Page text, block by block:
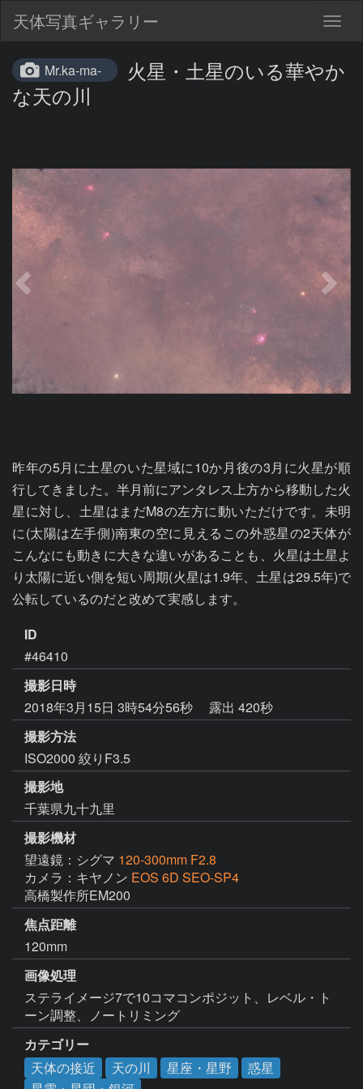
天体写真ギャラリー
Mr.ka-ma-
火星・土星のいる華やか
な天の川
昨年の5月に土星のいた星域に10か月後の3月に火星が順
行してきました。半月前にアンタレス上方から移動した火
星に対し、土星はまだM8の左方に動いただけです。未明
に(太陽は左手側)南東の空に見えるこの外惑星の2天体が
こんなにも動きに大きな違いがあることも、火星は土星よ
り太陽に近い側を短い周期(火星は1.9年、土星は29.5年)で
公転しているのだと改めて実感します。
ID
#46410
撮影日時
2018年3月15日 3時54分56秒
露出 420秒
撮影方法
ISO2000 絞りF3.5
撮影地
千葉県九十九里
撮影機材
望遠鏡：シグマ 120-300mm F2.8
カメラ：キヤノン EOS 6D SEO-SP4
高橋製作所EM200
焦点距離
120mm
画像処理
ステライメージ7で10コマコンポジット、レベル・ト
ーン調整、ノートリミング
カテゴリー
天体の接近
天の川 星座・星野
惑星